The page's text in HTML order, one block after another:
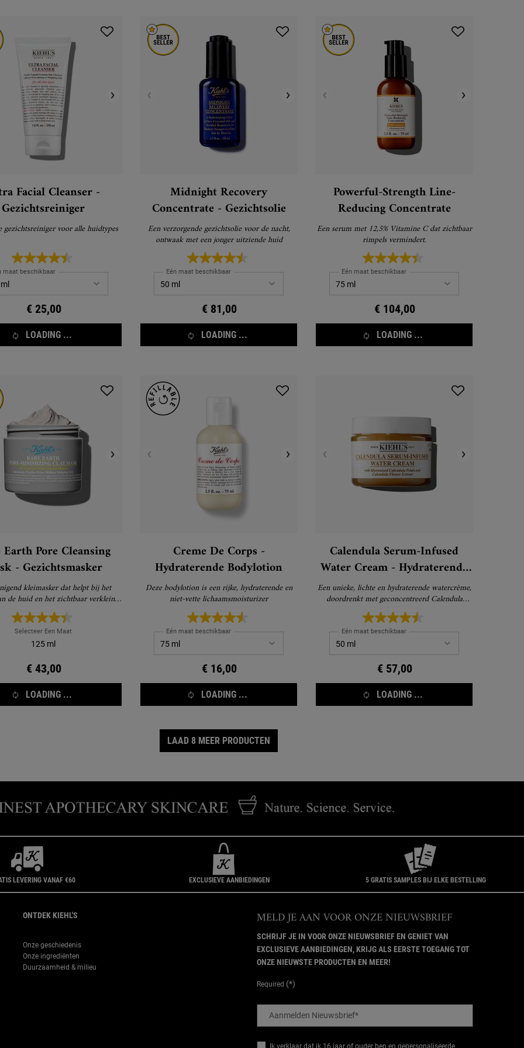
Facial Cleanser -
Gezichtsreiniger
gezichtsreiniger voor alle huidtypes
maat beschikbaar
€ 25,00
LOADING ...
Midnight Recovery
Concentrate - Gezichtsolie
Een verzorgende gezichtsolie voor de nacht,
ontwaak met een jonger uitziende huid
Eén maat beschikbaar
€ 81,00
LOADING ...
Powerful-Strength Line-
Reducing Concentrate
Een serum met 12,5% Vitamine C dat zichtbaar
rimpels vermindert.
Eén maat beschikbaar
€ 104,00
LOADING ...
Pore Cleansing
- Gezichtsmasker
kleimasker dat helpt bij het
de huid en het zichtbaar verkleinen
van de poriën
Selecteer Een Maat
125 ml
€ 43,00
LOADING ...
Creme De Corps -
Hydraterende Bodylotion
Deze bodylotion is een rijke, hydraterende en
niet-vette lichaamsmoisturizer
Eén maat beschikbaar
€ 16,00
LOADING ...
Calendula Serum-Infused
Water Cream - Hydraterende
Gezichtscrème
Een unieke, lichte en hydraterende watercrème,
doordrenkt met geconcentreerd Calendula
Serum
Eén maat beschikbaar
€ 57,00
LOADING ...
LAAD 8 MEER PRODUCTEN
LEVERING VANAF €60 EXCLUSIEVE AANBIEDINGEN 5 GRATIS SAMPLES BIJ ELKE BESTELLING
ONTDEK KIEHL'S
Onze geschiedenis
Onze ingrediënten
Duurzaamheid & milieu
MELD JE AAN VOOR ONZE NIEUWSBRIEF
SCHRIJF JE IN VOOR ONZE NIEUWSBRIEF EN GENIET VAN
EXCLUSIEVE AANBIEDINGEN, KRIJG ALS EERSTE TOEGANG TOT
ONZE NIEUWSTE PRODUCTEN EN MEER!
Required (*)
Aanmelden Nieuwsbrief*
Ik verklaar dat ik 16 jaar of ouder ben en gepersonaliseerde